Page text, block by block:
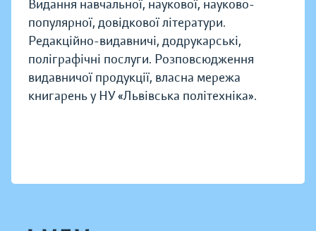
Видання навчальної, наукової, науково-
популярної, довідкової літератури.
Редакційно-видавничі, додрукарські,
поліграфічні послуги. Розповсюдження
видавничої продукції, власна мережа
книгарень у НУ «Львівська політехніка».